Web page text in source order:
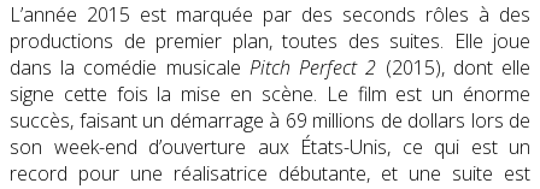
L’année 2015 est marquée par des seconds rôles à des
productions de premier plan, toutes des suites. Elle joue
dans la comédie musicale Pitch Perfect 2 (2015), dont elle
signe cette fois la mise en scène. Le film est un énorme
succès, faisant un démarrage à 69 millions de dollars lors de
son week-end d’ouverture aux États-Unis, ce qui est un
record pour une réalisatrice débutante, et une suite est